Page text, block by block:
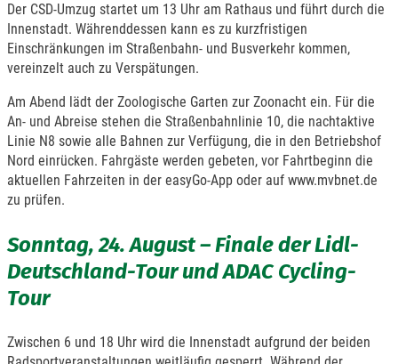
Der CSD-Umzug startet um 13 Uhr am Rathaus und führt durch die
Innenstadt. Währenddessen kann es zu kurzfristigen
Einschränkungen im Straßenbahn- und Busverkehr kommen,
vereinzelt auch zu Verspätungen.
Am Abend lädt der Zoologische Garten zur Zoonacht ein. Für die
An- und Abreise stehen die Straßenbahnlinie 10, die nachtaktive
Linie N8 sowie alle Bahnen zur Verfügung, die in den Betriebshof
Nord einrücken. Fahrgäste werden gebeten, vor Fahrtbeginn die
aktuellen Fahrzeiten in der easyGo-App oder auf www.mvbnet.de
zu prüfen.
Sonntag, 24. August – Finale der Lidl-
Deutschland-Tour und ADAC Cycling-
Tour
Zwischen 6 und 18 Uhr wird die Innenstadt aufgrund der beiden